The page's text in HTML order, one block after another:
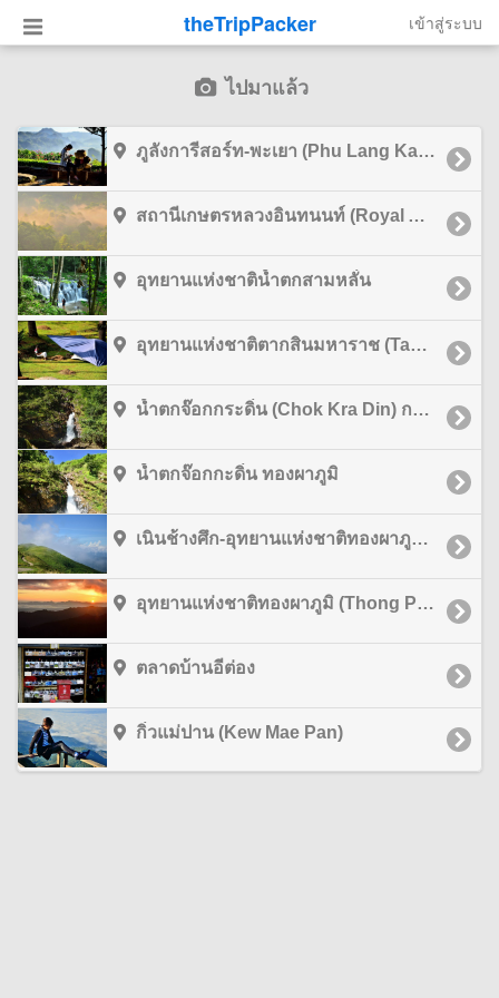
theTripPacker เข้าสู่ระบบ
ไปมาแล้ว
ภูลังการีสอร์ท-พะเยา (Phu Lang Ka Resort-Phayao) พะเยา
สถานีเกษตรหลวงอินทนนท์ (Royal Agricultural Station - Inthanon) เชียงใหม่
อุทยานแห่งชาติน้ำตกสามหลั่น
อุทยานแห่งชาติตากสินมหาราช (Taksin Maharach National Park) ตาก
น้ำตกจ๊อกกระดิ่น (Chok Kra Din) กาญจนบุรี
น้ำตกจ๊อกกะดิ่น ทองผาภูมิ
เนินช้างศึก-อุทยานแห่งชาติทองผาภูมิ (Khao Chang Suek-Thong Pha Phum National Park) กาญจนบุรี
อุทยานแห่งชาติทองผาภูมิ (Thong Pha Phum National Park) กาญจนบุรี
ตลาดบ้านอีต่อง
กิ่วแม่ปาน (Kew Mae Pan)